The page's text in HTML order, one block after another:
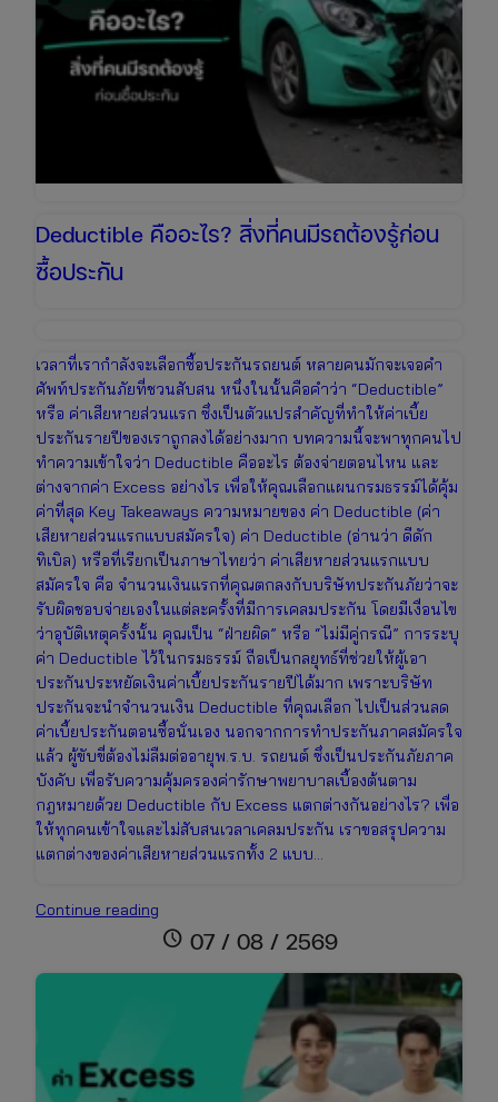
Deductible คืออะไร? สิ่งที่คนมีรถต้องรู้ก่อน
ซื้อประกัน
เวลาที่เรากำลังจะเลือกซื้อประกันรถยนต์ หลายคนมักจะเจอคำ
ศัพท์ประกันภัยที่ชวนสับสน หนึ่งในนั้นคือคำว่า “Deductible”
หรือ ค่าเสียหายส่วนแรก ซึ่งเป็นตัวแปรสำคัญที่ทำให้ค่าเบี้ย
ประกันรายปีของเราถูกลงได้อย่างมาก บทความนี้จะพาทุกคนไป
ทำความเข้าใจว่า Deductible คืออะไร ต้องจ่ายตอนไหน และ
ต่างจากค่า Excess อย่างไร เพื่อให้คุณเลือกแผนกรมธรรม์ได้คุ้ม
ค่าที่สุด Key Takeaways ความหมายของ ค่า Deductible (ค่า
เสียหายส่วนแรกแบบสมัครใจ) ค่า Deductible (อ่านว่า ดีดัก
ทิเบิล) หรือที่เรียกเป็นภาษาไทยว่า ค่าเสียหายส่วนแรกแบบ
สมัครใจ คือ จำนวนเงินแรกที่คุณตกลงกับบริษัทประกันภัยว่าจะ
รับผิดชอบจ่ายเองในแต่ละครั้งที่มีการเคลมประกัน โดยมีเงื่อนไข
ว่าอุบัติเหตุครั้งนั้น คุณเป็น “ฝ่ายผิด” หรือ “ไม่มีคู่กรณี” การระบุ
ค่า Deductible ไว้ในกรมธรรม์ ถือเป็นกลยุทธ์ที่ช่วยให้ผู้เอา
ประกันประหยัดเงินค่าเบี้ยประกันรายปีได้มาก เพราะบริษัท
ประกันจะนำจำนวนเงิน Deductible ที่คุณเลือก ไปเป็นส่วนลด
ค่าเบี้ยประกันตอนซื้อนั่นเอง นอกจากการทำประกันภาคสมัครใจ
แล้ว ผู้ขับขี่ต้องไม่ลืมต่ออายุพ.ร.บ. รถยนต์ ซึ่งเป็นประกันภัยภาค
บังคับ เพื่อรับความคุ้มครองค่ารักษาพยาบาลเบื้องต้นตาม
กฎหมายด้วย Deductible กับ Excess แตกต่างกันอย่างไร? เพื่อ
ให้ทุกคนเข้าใจและไม่สับสนเวลาเคลมประกัน เราขอสรุปความ
แตกต่างของค่าเสียหายส่วนแรกทั้ง 2 แบบ…
Continue reading
คือ
รถ
schedule 07 / 08 / 2569